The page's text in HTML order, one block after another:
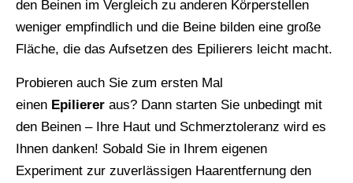
den Beinen im Vergleich zu anderen Körperstellen
weniger empfindlich und die Beine bilden eine große
Fläche, die das Aufsetzen des Epilierers leicht macht.
Probieren auch Sie zum ersten Mal
einen Epilierer aus? Dann starten Sie unbedingt mit
den Beinen – Ihre Haut und Schmerztoleranz wird es
Ihnen danken! Sobald Sie in Ihrem eigenen
Experiment zur zuverlässigen Haarentfernung den